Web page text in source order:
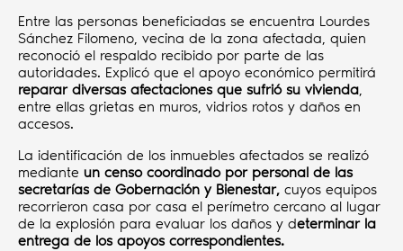
Entre las personas beneficiadas se encuentra Lourdes
Sánchez Filomeno, vecina de la zona afectada, quien
reconoció el respaldo recibido por parte de las
autoridades. Explicó que el apoyo económico permitirá
reparar diversas afectaciones que sufrió su vivienda,
entre ellas grietas en muros, vidrios rotos y daños en
accesos.
La identificación de los inmuebles afectados se realizó
mediante un censo coordinado por personal de las
secretarías de Gobernación y Bienestar, cuyos equipos
recorrieron casa por casa el perímetro cercano al lugar
de la explosión para evaluar los daños y determinar la
entrega de los apoyos correspondientes.